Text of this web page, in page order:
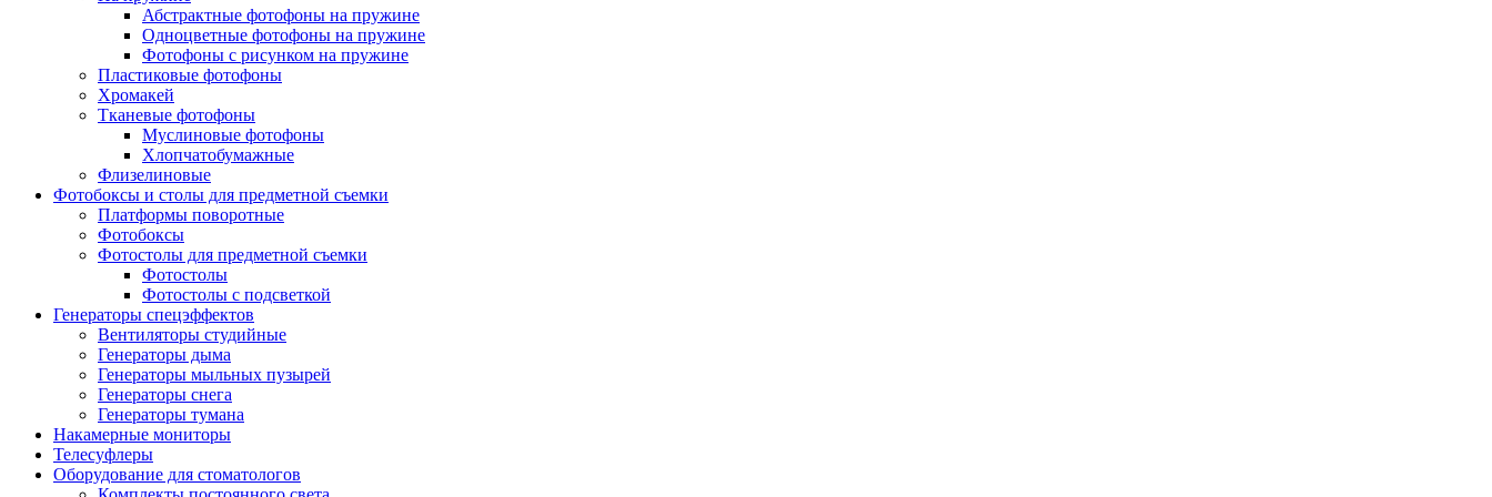
Абстрактные фотофоны на пружине
Одноцветные фотофоны на пружине
Фотофоны с рисунком на пружине
Пластиковые фотофоны
Хромакей
Тканевые фотофоны
Муслиновые фотофоны
Хлопчатобумажные
Флизелиновые
Фотобоксы и столы для предметной съемки
Платформы поворотные
Фотобоксы
Фотостолы для предметной съемки
Фотостолы
Фотостолы с подсветкой
Генераторы спецэффектов
Вентиляторы студийные
Генераторы дыма
Генераторы мыльных пузырей
Генераторы снега
Генераторы тумана
Накамерные мониторы
Телесуфлеры
Оборудование для стоматологов